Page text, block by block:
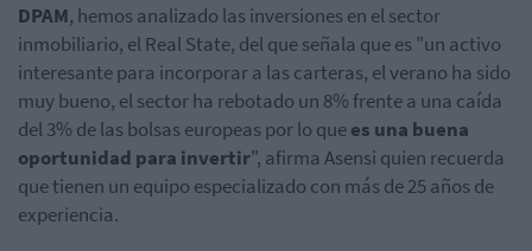
DPAM, hemos analizado las inversiones en el sector
inmobiliario, el Real State, del que señala que es "un activo
interesante para incorporar a las carteras, el verano ha sido
muy bueno, el sector ha rebotado un 8% frente a una caída
del 3% de las bolsas europeas por lo quees una buena
oportunidad para invertir", afirma Asensi quien recuerda
que tienen un equipo especializado con más de 25 años de
experiencia.